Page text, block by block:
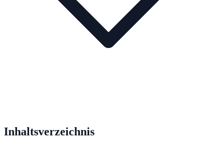
Inhaltsverzeichnis